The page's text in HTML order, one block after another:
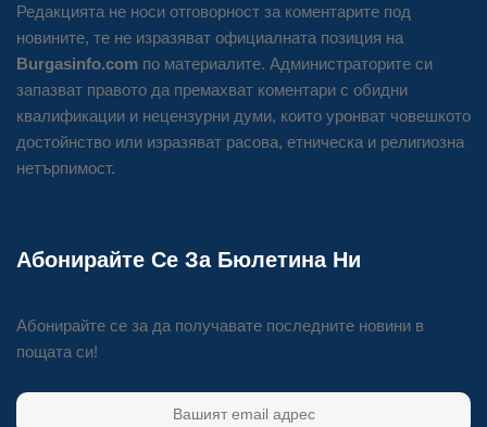
Редакцията не носи отговорност за коментарите под
новините, те не изразяват официалната позиция на
Burgasinfo.com по материалите. Администраторите си
запазват правото да премахват коментари с обидни
квалификации и нецензурни думи, които уронват човешкото
достойнство или изразяват расова, етническа и религиозна
нетърпимост.
Абонирайте Се За Бюлетина Ни
Абонирайте се за да получавате последните новини в
пощата си!